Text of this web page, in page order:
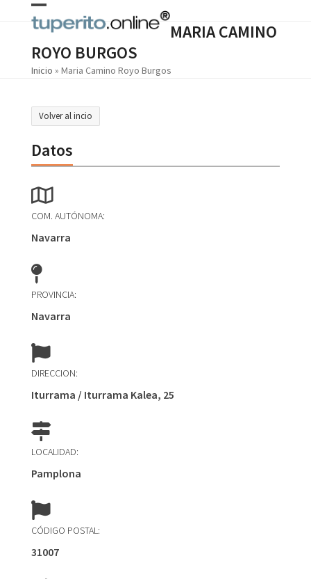
Open
mobile
menu
Close
mobile
menu
MARIA CAMINO
ROYO BURGOS
Inicio » Maria Camino Royo Burgos
Volver al incio
Datos
COM. AUTÓNOMA:
Navarra
PROVINCIA:
Navarra
DIRECCION:
Iturrama / Iturrama Kalea, 25
LOCALIDAD:
Pamplona
CÓDIGO POSTAL:
31007